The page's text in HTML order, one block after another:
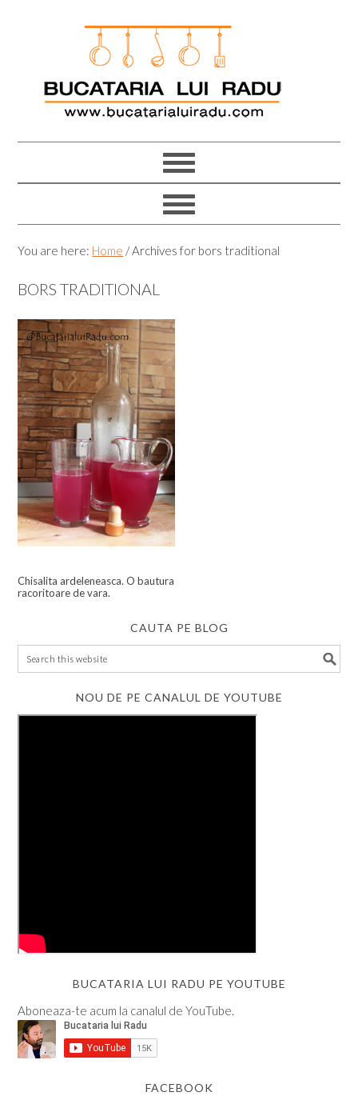
You are here: Home /Archives for bors traditional
BORS TRADITIONAL
Chisalita ardeleneasca. O bautura
racoritoare de vara.
CAUTA PE BLOG
NOU DE PE CANALUL DE YOUTUBE
BUCATARIA LUI RADU PE YOUTUBE
Aboneaza-te acum la canalul de YouTube.
FACEBOOK